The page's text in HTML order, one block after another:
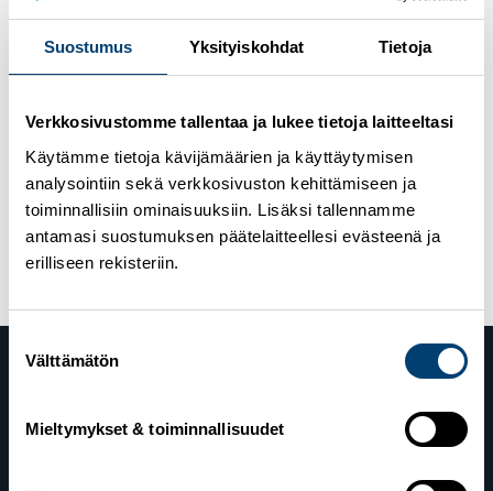
Suostumus Yksityiskohdat Tietoja
Verkkosivustomme tallentaa ja lukee tietoja laitteeltasi
Käytämme tietoja kävijämäärien ja käyttäytymisen
analysointiin sekä verkkosivuston kehittämiseen ja
toiminnallisiin ominaisuuksiin. Lisäksi tallennamme
antamasi suostumuksen päätelaitteellesi evästeenä ja
erilliseen rekisteriin.
valinta
Välttämätön
Mieltymykset & toiminnallisuudet
mahdollisuuksien mukaan 8.-9.6.aikaisemmin
ilmoitetuissa testipaikoissa. Pääsykoetestit koskevat
urheiluoppilaitoksiin hakeneita, joille testit olisi
järjestetty oppilaitosten toimesta. Testien
järjestäminen ja ilmoittautumisohjeet vahvistetaan
myöhemmin SHL:n verkkosivuilla.